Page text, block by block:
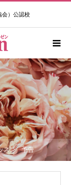
会）公認校​
スン 予告